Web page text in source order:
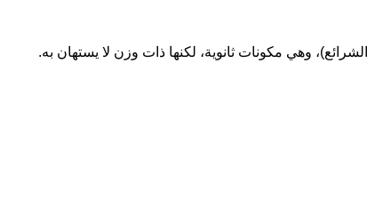
وهي مكونات ثانوية، لكنها ذات وزن لا يستهان به.